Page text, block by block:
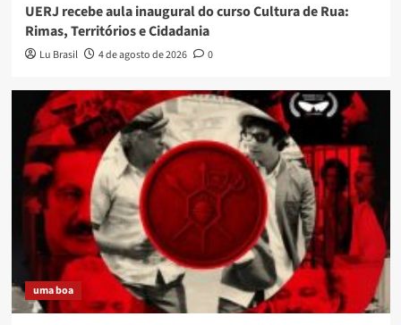
UERJ recebe aula inaugural do curso Cultura de Rua:
Rimas, Territórios e Cidadania
Lu Brasil 4 de agosto de 2026 0
uma boa